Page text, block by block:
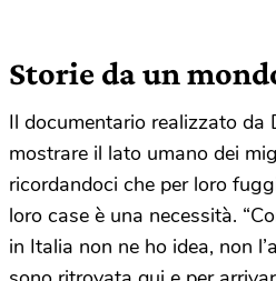
Storie da un
Il documentario realizzato da
mostrare il lato umano dei
ricordandoci che per loro
loro case è una necessità.
in Italia non ne ho idea, non